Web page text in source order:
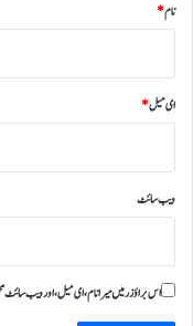
نام*
ای میل*
ویب‌ سائٹ
اس براؤزر میں میرا نام، ای میل، اور ویب